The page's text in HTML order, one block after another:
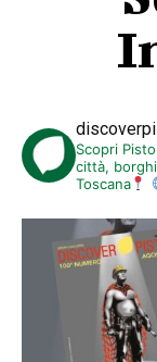
Scopri
città,
Toscana